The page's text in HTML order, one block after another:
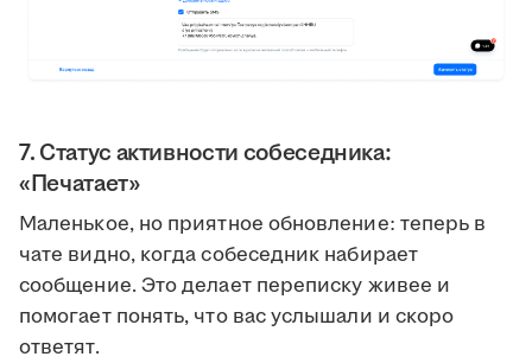
7. Статус активности собеседника:
«Печатает»
Маленькое, но приятное обновление: теперь в
чате видно, когда собеседник набирает
сообщение. Это делает переписку живее и
помогает понять, что вас услышали и скоро
ответят.